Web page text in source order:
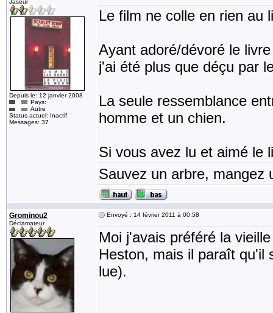
Jaseur
Depuis le: 12 janvier 2008
Pays:
Autre
Status actuel: Inactif
Messages: 37
Le film ne colle en rien au
Ayant adoré/dévoré le
j'ai été plus que déçu par
La seule ressemblance
homme et un chien.
Si vous avez lu et aimé le
Sauvez un arbre, mangez
Grominou2
Déclamateur
Envoyé : 14 février 2011 à 00:58
Moi j'avais préféré la
Heston, mais il paraît qu'il
lue).